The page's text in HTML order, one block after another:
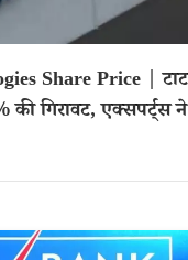
Share Price |
गिरावट, एक्सपर्ट्स